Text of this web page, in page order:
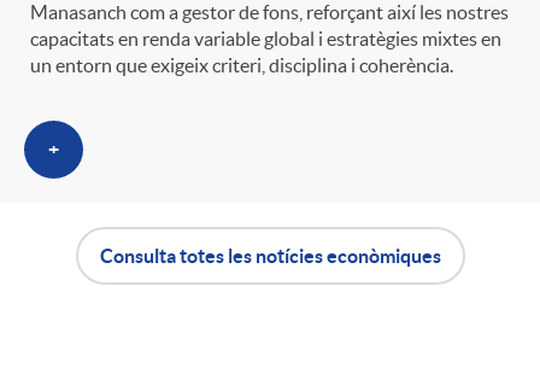
Manasanch com a gestor de fons, reforçant així les nostres
capacitats en renda variable global i estratègies mixtes en
un entorn que exigeix criteri, disciplina i coherència.
+
Consulta totes les notícies econòmiques